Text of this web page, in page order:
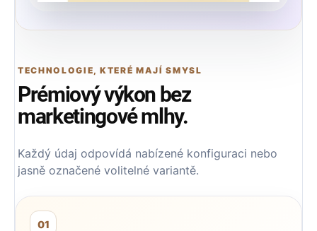
TECHNOLOGIE, KTERÉ MAJÍ SMYSL
Prémiový výkon bez
marketingové mlhy.
Každý údaj odpovídá nabízené konfiguraci nebo
jasně označené volitelné variantě.
01